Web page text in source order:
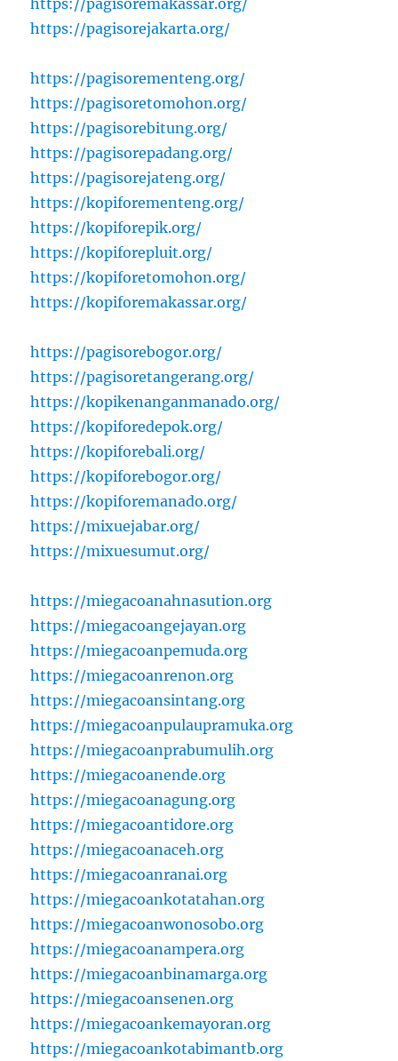
https://pagisorejakarta.org/
https://pagisorementeng.org/
https://pagisoretomohon.org/
https://pagisorebitung.org/
https://pagisorepadang.org/
https://pagisorejateng.org/
https://kopiforementeng.org/
https://kopiforepik.org/
https://kopiforepluit.org/
https://kopiforetomohon.org/
https://kopiforemakassar.org/
https://pagisorebogor.org/
https://pagisoretangerang.org/
https://kopikenanganmanado.org/
https://kopiforedepok.org/
https://kopiforebali.org/
https://kopiforebogor.org/
https://kopiforemanado.org/
https://mixuejabar.org/
https://mixuesumut.org/
https://miegacoanahnasution.org
https://miegacoangejayan.org
https://miegacoanpemuda.org
https://miegacoanrenon.org
https://miegacoansintang.org
https://miegacoanpulaupramuka.org
https://miegacoanprabumulih.org
https://miegacoanende.org
https://miegacoanagung.org
https://miegacoantidore.org
https://miegacoanaceh.org
https://miegacoanranai.org
https://miegacoankotatahan.org
https://miegacoanwonosobo.org
https://miegacoanampera.org
https://miegacoanbinamarga.org
https://miegacoansenen.org
https://miegacoankemayoran.org
https://miegacoankotabimantb.org